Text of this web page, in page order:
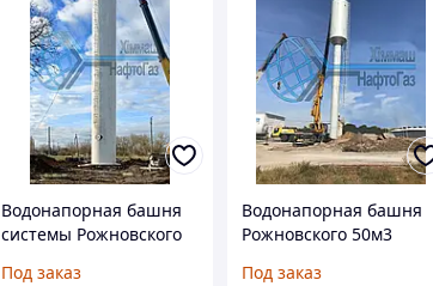
Водонапорная башня
системы Рожновского
Под заказ
Водонапорная башня
Рожновского 50м3
Под заказ